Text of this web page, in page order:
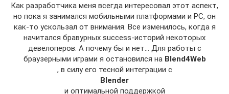
Как разработчика меня всегда интересовал этот аспект,
но пока я занимался мобильными платформами и PC, он
как-то ускользал от внимания. Все изменилось, когда я
начитался бравурных success-историй некоторых
девелоперов. А почему бы и нет… Для работы с
браузерными играми я остановился на Blend4Web
, в силу его тесной интеграции с
Blender
и оптимальной поддержкой